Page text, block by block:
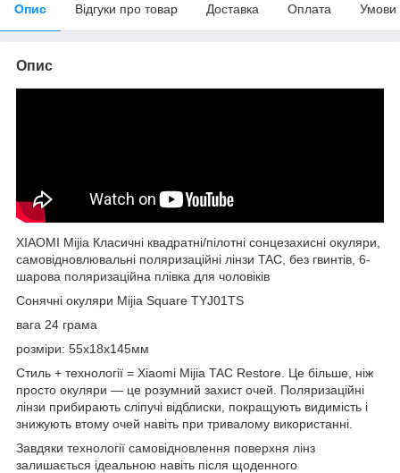
Опис Відгуки про товар Доставка Оплата Умови
Опис
XIAOMI Mijia Класичні квадратні/пілотні сонцезахисні окуляри,
самовідновлювальні поляризаційні лінзи TAC, без гвинтів, 6-
шарова поляризаційна плівка для чоловіків
Сонячні окуляри Mijia Square TYJ01TS
вага 24 грама
розміри: 55х18х145мм
Стиль + технології = Xiaomi Mijia TAC Restore. Це більше, ніж
просто окуляри — це розумний захист очей. Поляризаційні
лінзи прибирають сліпучі відблиски, покращують видимість і
знижують втому очей навіть при тривалому використанні.
Завдяки технології самовідновлення поверхня лінз
залишається ідеальною навіть після щоденного